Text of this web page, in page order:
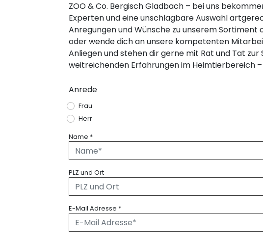
ZOO & Co. Bergisch Gladbach – bei uns
Experten und eine unschlagbare Auswahl
Anregungen und Wünsche zu unserem
oder wende dich an unsere kompetenten
Anliegen und stehen dir gerne mit Rat und Tat
weitreichenden Erfahrungen im Heimtierbereich –
Anrede
Frau
Herr
Name *
PLZ und Ort
E-Mail Adresse *